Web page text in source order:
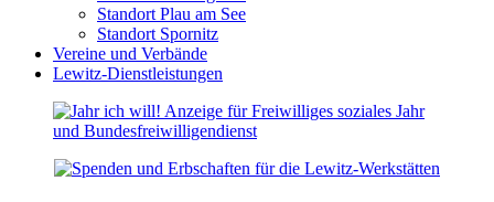
Standort Plau am See
Standort Spornitz
Vereine und Verbände
Lewitz-Dienstleistungen